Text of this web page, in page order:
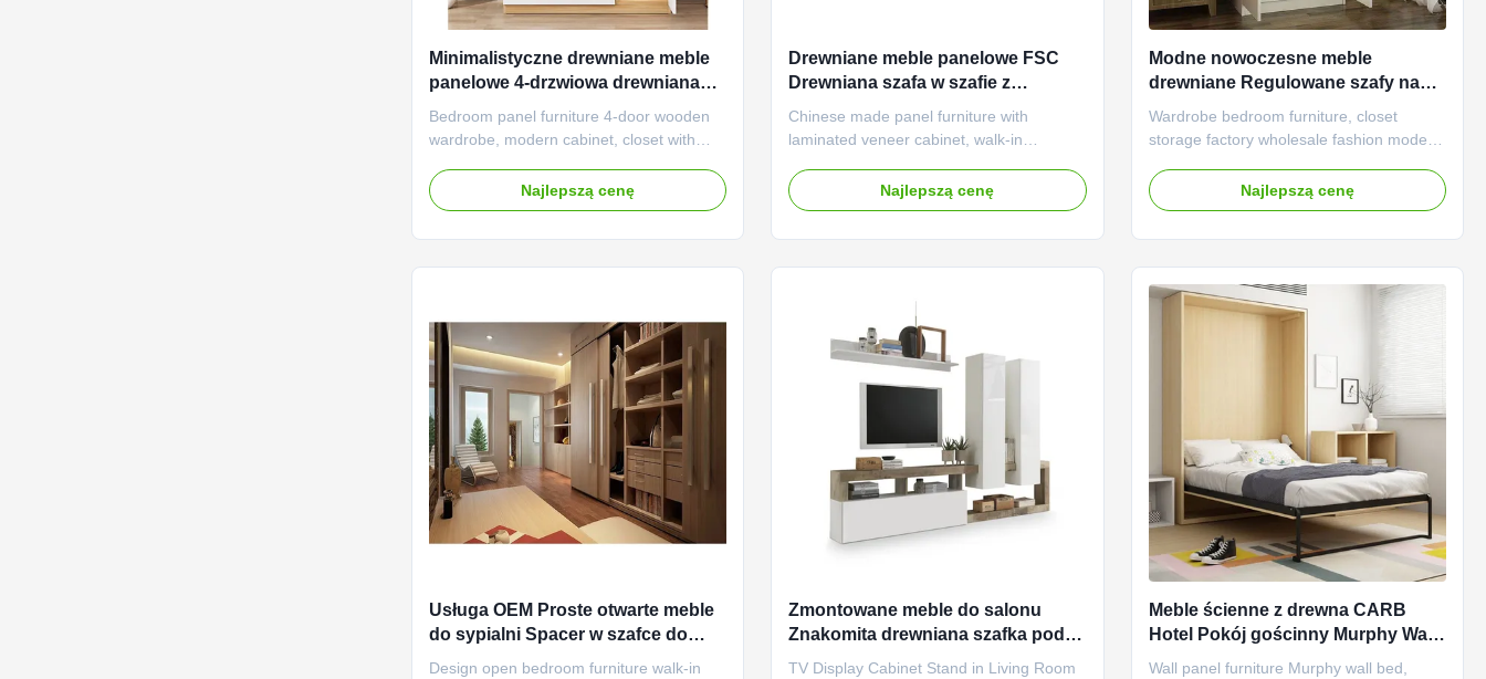
Minimalistyczne drewniane meble
panelowe 4-drzwiowa drewniana
szafa z szufladami
Bedroom panel furniture 4-door wooden
wardrobe, modern cabinet, closet with
features: Minimalist appearance: The
design of panel furniture wardrobes is
Najlepszą cenę
Drewniane meble panelowe FSC
Drewniana szafa w szafie z
laminowaną fornirem
Chinese made panel furniture with
laminated veneer cabinet, walk-in
Space: The walk-in wardrobe provides
spacious storage space, allowing you to
Najlepszą cenę
Modne nowoczesne meble
drewniane Regulowane szafy na
zamówienie
Wardrobe bedroom furniture, closet
storage factory wholesale fashion modern
The wardrobe is made of high-quality
panel material, which is sturdy and
Najlepszą cenę
Usługa OEM Proste otwarte meble
do sypialni Spacer w szafce do
przechowywania
Design open bedroom furniture walk-in
Zmontowane meble do salonu
Znakomita drewniana szafka pod
telewizor o długości 277 cm
TV Display Cabinet Stand in Living Room
Meble ścienne z drewna CARB
Hotel Pokój gościnny Murphy Wall
Bed
Wall panel furniture Murphy wall bed,